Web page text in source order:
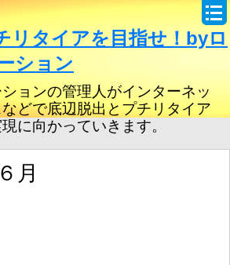
リタイアを目指せ！byロ
ション
ョンの管理人がインターネッ
などで底辺脱出とプチリタイア
に向かっていきます。
月